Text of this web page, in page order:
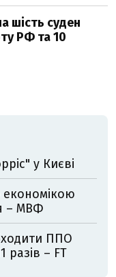
шість суден
РФ та 10
у Києві
економікою
– МВФ
ППО
– FT